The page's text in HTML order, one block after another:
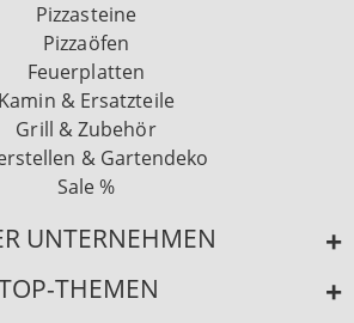
Pizzasteine
Pizzaöfen
Feuerplatten
Kamin & Ersatzteile
Grill & Zubehör
& Gartendeko
Sale %
UNTERNEHMEN
THEMEN